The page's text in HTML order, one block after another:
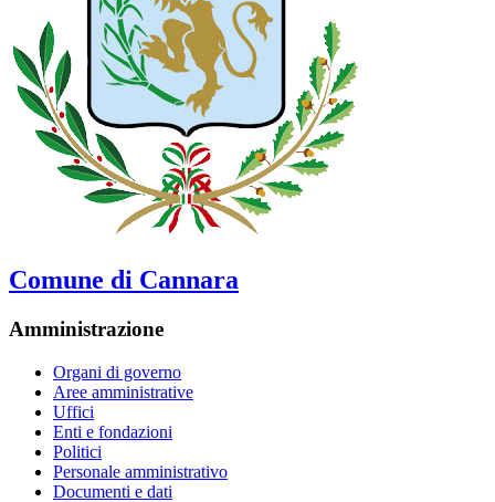
Comune di Cannara
Amministrazione
Organi di governo
Aree amministrative
Uffici
Enti e fondazioni
Politici
Personale amministrativo
Documenti e dati